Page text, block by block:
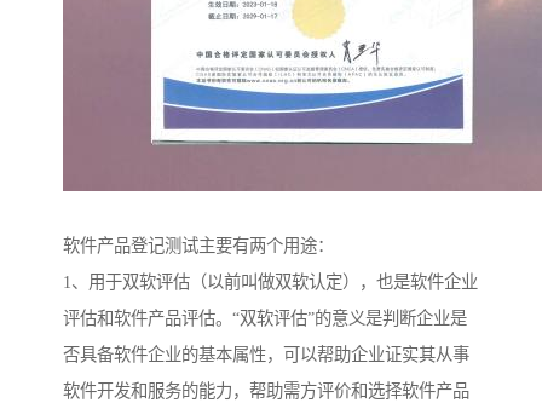
软件产品登记测试主要有两个用途：
1、用于双软评估（以前叫做双软认定），也是软件企业
评估和软件产品评估。“双软评估”的意义是判断企业是
否具备软件企业的基本属性，可以帮助企业证实其从事
软件开发和服务的能力，帮助需方评价和选择软件产品